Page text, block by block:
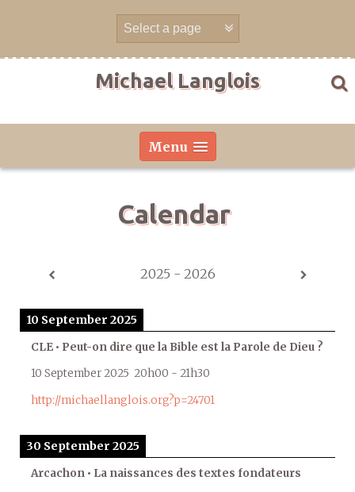
Michael Langlois
Menu
Calendar
2025 - 2026
10 September 2025
CLE • Peut-on dire que la Bible est la Parole de Dieu ?
10 September 2025 20h00 - 21h30
http://michaellanglois.org?p=24701
30 September 2025
Arcachon • La naissances des textes fondateurs